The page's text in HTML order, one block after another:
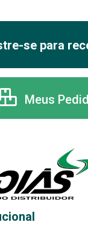
se para
Meus